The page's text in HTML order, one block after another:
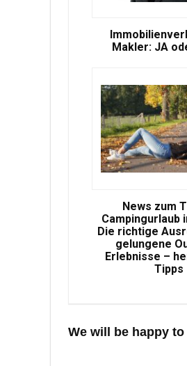
Makler: JA
News zum
Campingurlaub
Die richtige
gelungene
Erlebnisse –
Tipps
We will be happy